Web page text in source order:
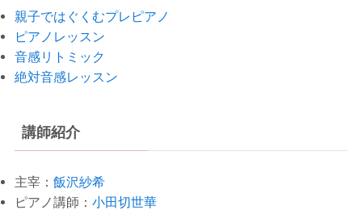
親子ではぐくむプレピアノ
ピアノレッスン
音感リトミック
絶対音感レッスン
講師紹介
主宰： 飯沢紗希
ピアノ講師： 小田切世華